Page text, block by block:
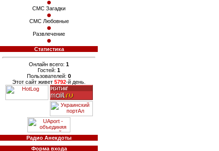
СМС Загадки
СМС Любовные
Развлечение
Статистика
Онлайн всего: 1
Гостей: 1
Пользователей: 0
Этот сайт живет 5792-й день.
Радио Анекдоты
Форма входа